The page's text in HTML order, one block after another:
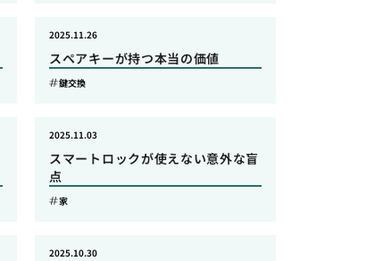
スペアキーが持つ本当の価値
2025.11.26
鍵交換
スマートロックが使えない意外な盲
点
2025.11.03
家
2025.10.30